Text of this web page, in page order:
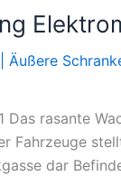
Äußere
Das rasante
Fahrzeuge
dar